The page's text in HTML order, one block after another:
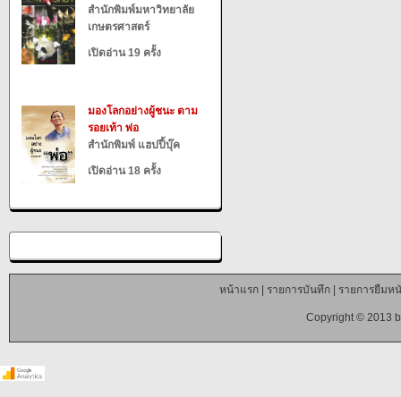
สำนักพิมพ์มหาวิทยาลัย
เกษตรศาสตร์
เปิดอ่าน 19 ครั้ง
มองโลกอย่างผู้ชนะ ตาม
รอยเท้า พ่อ
สำนักพิมพ์ แฮปปี้บุ๊ค
เปิดอ่าน 18 ครั้ง
หน้าแรก| รายการบันทึก| รายการยืมห
Copyright © 2013